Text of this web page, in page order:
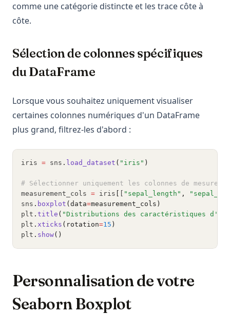
comme une catégorie distincte et les trace côte à
côte.
Sélection de colonnes spécifiques
du DataFrame
Lorsque vous souhaitez uniquement visualiser
certaines colonnes numériques d'un DataFrame
plus grand, filtrez-les d'abord :
iris = sns . load_dataset ( "iris" )
# Sélectionner uniquement les colonnes de mesure
measurement_cols = iris "sepal_length" ,
sns . boxplot (data=measurement_cols)
plt . title ( "Distributions des caractéristiques
plt . xticks (rotation=15 )
plt . show()
Personnalisation de votre
Seaborn Boxplot